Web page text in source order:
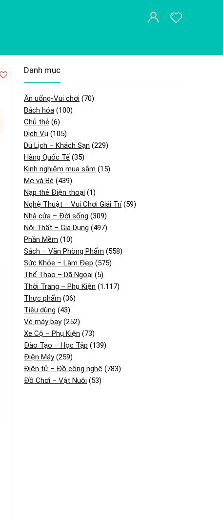
Danh mục
Ăn uống-Vui chơi (70)
Bách hóa (100)
Chủ thẻ (6)
Dịch Vụ (105)
Du Lịch – Khách Sạn (229)
Hàng Quốc Tế (35)
Kinh nghiệm mua sắm (15)
Mẹ và Bé (439)
Nạp thẻ Điện thoại (1)
Nghệ Thuật – Vui Chơi Giải Trí(59)
Nhà cửa – Đời sống (309)
Nội Thất – Gia Dụng (497)
Phần Mềm (10)
Sách – Văn Phòng Phẩm (558)
Sức Khỏe – Làm Đẹp (575)
Thể Thao – Dã Ngoại (5)
Thời Trang – Phụ Kiện (1.117)
Thực phẩm (36)
Tiêu dùng (43)
Vé máy bay(252)
Xe Cộ – Phụ Kiện (73)
Đào Tạo – Học Tập (139)
Điện Máy(259)
Điện tử – Đồ công nghệ (783)
Đồ Chơi – Vật Nuôi (53)